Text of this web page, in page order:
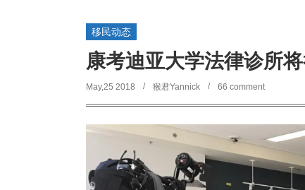
移民动态
康考迪亚大学法律诊所
May,25 2018 猴君Yannick 66 comment
Read more →